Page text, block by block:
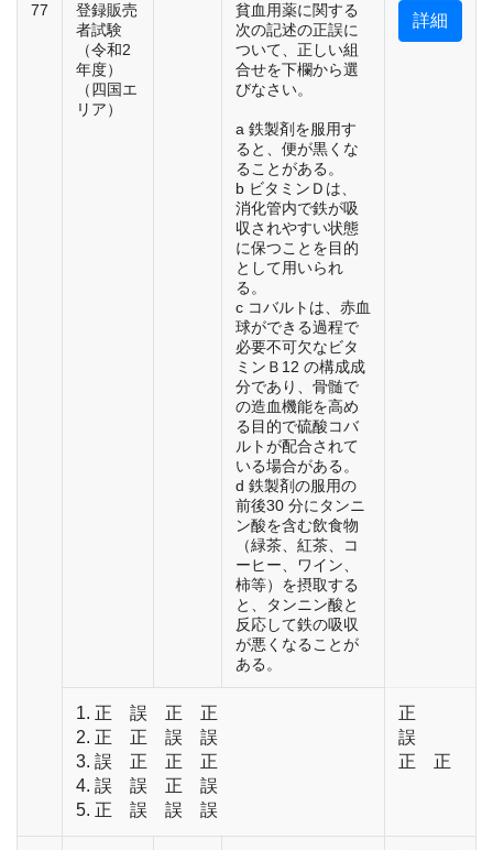
77
登録販売
者試験
（令和2
年度）
（四国エ
リア）
貧血用薬に関する
次の記述の正誤に
ついて、正しい組
合せを下欄から選
びなさい。
a 鉄製剤を服用す
ると、便が黒くな
ることがある。
b ビタミンＤは、
消化管内で鉄が吸
収されやすい状態
に保つことを目的
として用いられ
る。
c コバルトは、赤血
球ができる過程で
必要不可欠なビタ
ミンＢ12 の構成成
分であり、骨髄で
の造血機能を高め
る目的で硫酸コバ
ルトが配合されて
いる場合がある。
d 鉄製剤の服用の
前後30 分にタンニ
ン酸を含む飲食物
（緑茶、紅茶、コ
ーヒー、ワイン、
柿等）を摂取する
と、タンニン酸と
反応して鉄の吸収
が悪くなることが
ある。
詳細
1. 正 誤 正 正
2. 正 正 誤 誤
3. 誤 正 正 正
4. 誤 誤 正 誤
5. 正 誤 誤 誤
正
誤
正 正